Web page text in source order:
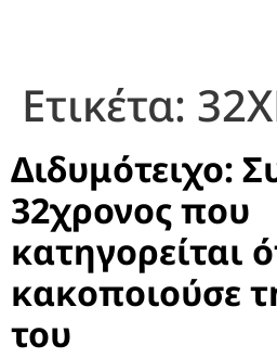
Ετικέτα:
Διδυμότειχο:
32χρονος που
κατηγορείται
κακοποιούσε
του